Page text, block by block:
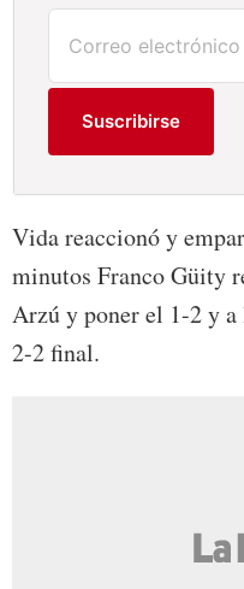
Suscribirse
Vida reaccionó y
minutos Franco Güity
Arzú y poner el 1-2 y
2-2 final.